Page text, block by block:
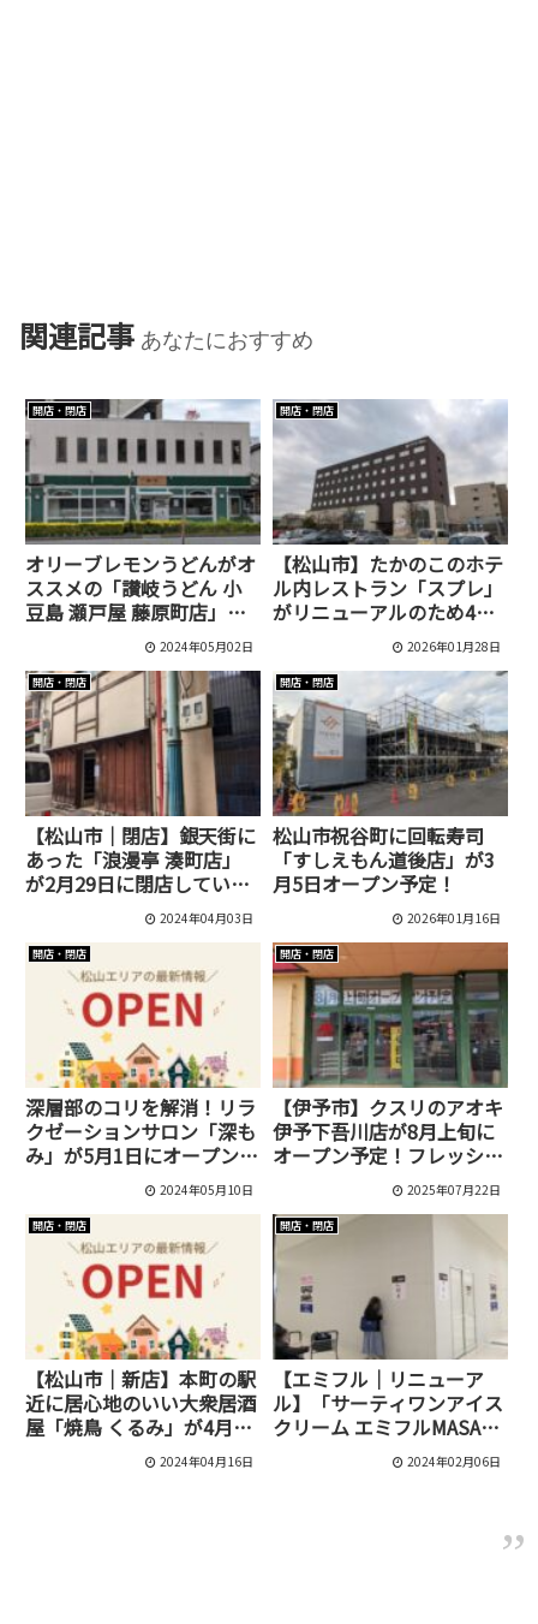
関連記事 あなたにおすすめ
開店・閉店
オリーブレモンうどんがオ
ススメの「讃岐うどん 小
豆島 瀬戸屋 藤原町店」が
オープン予定[松山市/藤原
2024年05月02日
開店・閉店
【松山市】たかのこのホテ
ル内レストラン「スプレ」
がリニューアルのため4月3
2026年01月28日
開店・閉店
【松山市｜閉店】銀天街に
あった「浪漫亭 湊町店」
が2月29日に閉店していま
2024年04月03日
開店・閉店
松山市祝谷町に回転寿司
「すしえもん道後店」が3
月5日オープン予定！
2026年01月16日
開店・閉店
深層部のコリを解消！リラ
クゼーションサロン「深も
み」が5月1日にオープン
[松山市/森松町]2024年05月10日
開店・閉店
【伊予市】クスリのアオキ
伊予下吾川店が8月上旬に
オープン予定！フレッシュ
バリューからのリニューア
2025年07月22日
開店・閉店
【松山市｜新店】本町の駅
近に居心地のいい大衆居酒
屋「焼鳥 くるみ」が4月11
日にオープンしました！
2024年04月16日
開店・閉店
【エミフル｜リニューア
ル】「サーティワンアイス
クリーム エミフルMASAKI
店」が2月16日にリニュー
アルオープンします！
2024年02月06日